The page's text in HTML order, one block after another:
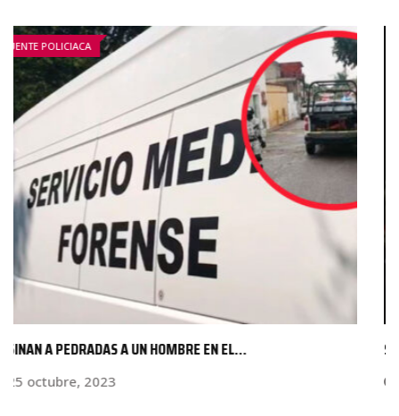
FUENTE POLICIACA
SUJETOS ARMADOS ASESINAN A BALAZOS A UN HOMBRE…
24 octubre, 2025